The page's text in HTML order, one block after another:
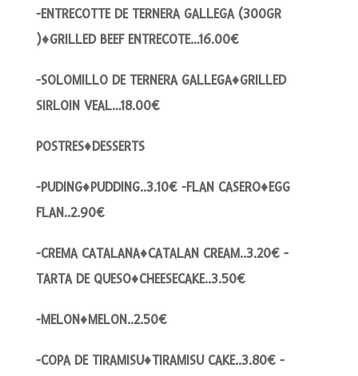
-ENTRECOTTE DE TERNERA GALLEGA (300GR
)♦GRILLED BEEF ENTRECOTE…16.00€
-SOLOMILLO DE TERNERA GALLEGA♦GRILLED
SIRLOIN VEAL…18.00€
POSTRES♦DESSERTS
-PUDING♦PUDDING..3.10€ -FLAN CASERO♦EGG
FLAN..2.90€
-CREMA CATALANA♦CATALAN CREAM..3.20€ -
TARTA DE QUESO♦CHEESECAKE..3.50€
-MELON♦MELON..2.50€
-COPA DE TIRAMISU♦TIRAMISU CAKE..3.80€ -